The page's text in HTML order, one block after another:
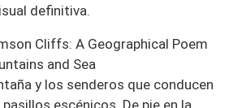
definitiva.
Cliffs: A Geographical Poem
and Sea
y los senderos que conducen